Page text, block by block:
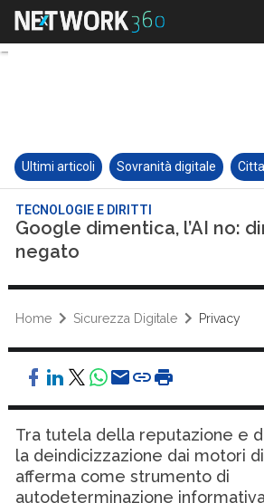
Ultimi articoli Sovranità digitale
TECNOLOGIE E DIRITTI
Google dimentica, l’AI no:
negato
Home Sicurezza Digitale Privacy
Tra tutela della reputazione e
la deindicizzazione dai motori
afferma come strumento di
autodeterminazione